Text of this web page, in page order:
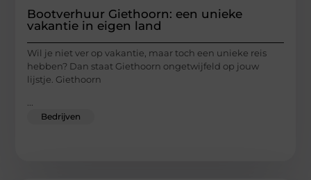
Bootverhuur Giethoorn: een unieke
vakantie in eigen land
Wil je niet ver op vakantie, maar toch een unieke reis
hebben? Dan staat Giethoorn ongetwijfeld op jouw
lijstje. Giethoorn
...
Bedrijven